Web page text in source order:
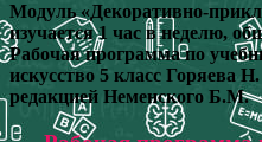
Модуль «Декоративно-
изучается 1 час в неделю,
Рабочая программа по
искусство 5 класс Горяева
редакцией Неменского Б.М.